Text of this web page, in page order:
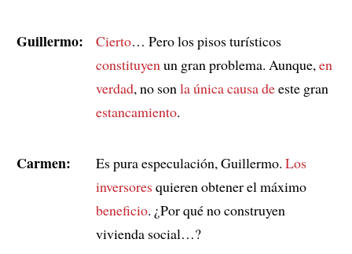
Guillermo: Cierto… Pero los pisos turísticos
constituyen un gran problema. Aunque, en
verdad, no son la única causa deeste gran
estancamiento.
Carmen: Es pura especulación, Guillermo. Los
inversoresquieren obtener el máximo
beneficio. ¿Por qué no construyen
vivienda social…?